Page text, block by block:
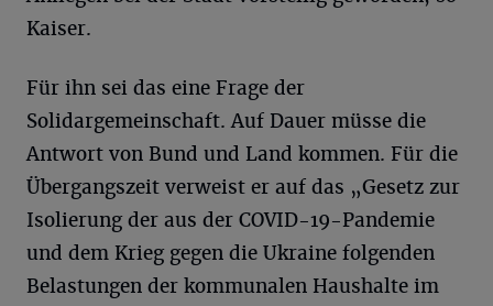
Kaiser.
Für ihn sei das eine Frage der
Solidargemeinschaft. Auf Dauer müsse die
Antwort von Bund und Land kommen. Für die
Übergangszeit verweist er auf das „Gesetz zur
Isolierung der aus der COVID-19-Pandemie
und dem Krieg gegen die Ukraine folgenden
Belastungen der kommunalen Haushalte im